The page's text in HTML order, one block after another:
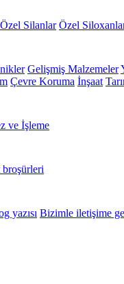
Özel Silanlar Özel
Gelişmiş Malzemeler
Çevre Koruma İnşaat
ve İşleme
broşürleri
yazısı Bizimle iletişime